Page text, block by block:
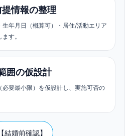
情報の整理
年月日（概算可）・居住/活動エリア
す。
囲の仮設計
要最小限）を仮設計し、実施可否の
【結婚前確認】